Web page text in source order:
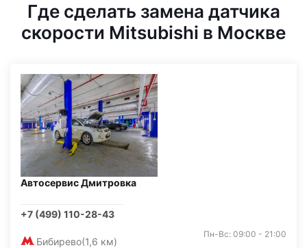
Где сделать замена датчика
скорости Mitsubishi в Москве
Автосервис Дмитровка
+7 (499) 110-28-43
Бибирево(1,6 км)
Пн-Вс: 09:00 - 21:00